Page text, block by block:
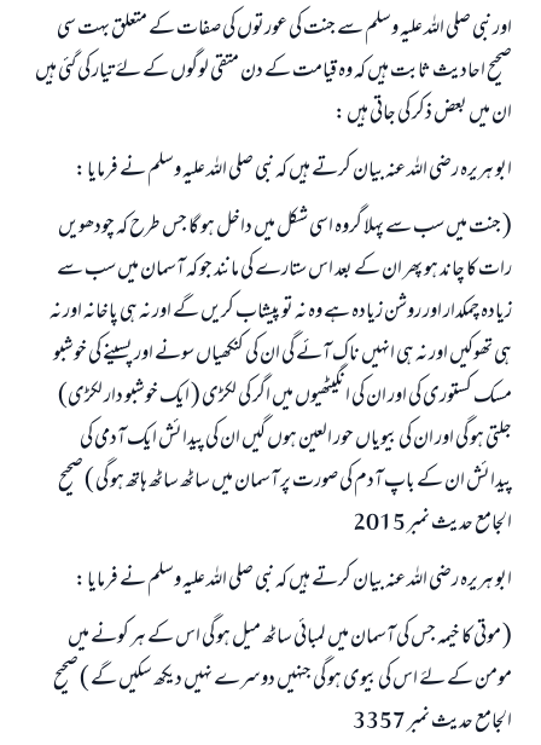
اور نبی صلی اللہ علیہ وسلم سے جنت کی عورتوں کی صفات کے متعلق بہت سی
صحیح احادیث ثابت ہیں کہ وہ قیامت کے دن متقی لوگوں کے لۓ تیار کی گئي ہیں
ان میں بعض ذکر کی جاتی ہیں :
ابو ہریرہ رضی اللہ عنہ بیان کرتے ہیں کہ نبی صلی اللہ علیہ وسلم نے فرمایا :
( جنت میں سب سے پہلا گروہ اسی شکل میں داخل ہو گا جس طرح کہ چودھویں
رات کا چاند ہو پھر ان کے بعد اس ستارے کی مانند جو کہ آسمان میں سب سے
زیادہ چمکدار اور روشن زیادہ ہے وہ نہ تو پیشاب کریں گے اور نہ ہی پاخانہ اور نہ
ہی تھوکیں اور نہ ہی انہیں ناک آئے گی ان کی کنکھیاں سونے اور پسینے کی خوشبو
مسک کستوری کی اور ان کی انگیٹھیوں میں اگر کی لکڑی ( ایک خوشبو دار لکڑی)
جلتی ہو گی اور ان کی بیویاں حور العین ہوں گیں ان کی پیدائش ایک آدمی کی
پیدائش ان کے باپ آدم کی صورت پر آسمان میں ساٹھ ساٹھ ہاتھ ہو گی ) صحیح
الجامع حدیث نمبر 2015
ابو ہریرہ رضی اللہ عنہ بیان کرتے ہیں کہ نبی صلی اللہ علیہ وسلم نے فرمایا :
( موتی کا خیمہ جس کی آسمان میں لمبائی ساٹھ میل ہو گی اس کے ہر کونے میں
مومن کے لۓ اس کی بیوی ہو گی جنہیں دوسرے نہیں دیکھ سکیں گے ) صحیح
الجامع حدیث نمبر 3357